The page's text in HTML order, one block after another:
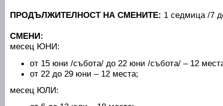
ПРОДЪЛЖИТЕЛНОСТ НА СМЕНИТЕ: 1 седмица /7
СМЕНИ:
месец ЮНИ:
от 15 юни /събота/ до 22 юни /събота/ – 12
от 22 до 29 юни – 12 места;
месец ЮЛИ: